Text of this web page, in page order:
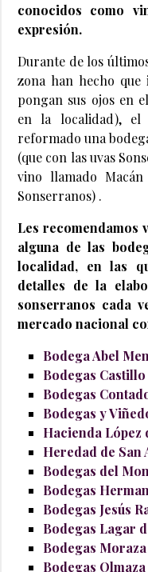
conocidos como
expresión.
Durante de los
zona han hecho que
pongan sus ojos en
en la localidad), el
reformado una
(que con las uvas
vino llamado
Sonserranos) .
Les recomendamos
alguna de las
localidad, en las
detalles de la
sonserranos cada
mercado nacional
Bodega Abel
Bodegas
Bodegas
Bodegas y
Hacienda López
Heredad de San
Bodegas del
Bodegas
Bodegas Jesús
Bodegas Lagar
Bodegas Moraza
Bodegas Olmaza